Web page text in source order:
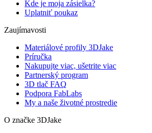
Kde je moja zásielka?
Uplatniť poukaz
Zaujímavosti
Materiálové profily 3DJake
Príručka
Nakupujte viac, ušetrite viac
Partnerský program
3D tlač FAQ
Podpora FabLabs
My a naše životné prostredie
O značke 3DJake